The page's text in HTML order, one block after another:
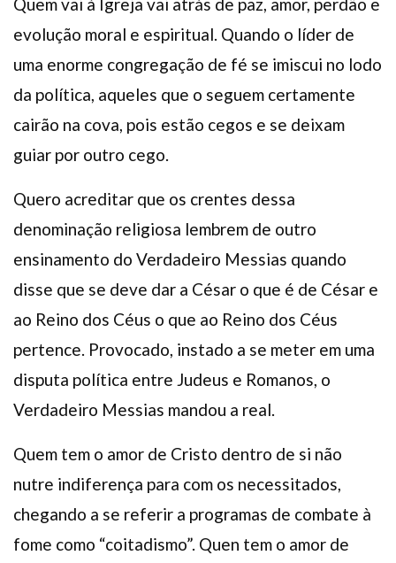
Quem vai à Igreja vai atrás de paz, amor, perdão e
evolução moral e espiritual. Quando o líder de
uma enorme congregação de fé se imiscui no lodo
da política, aqueles que o seguem certamente
cairão na cova, pois estão cegos e se deixam
guiar por outro cego.
Quero acreditar que os crentes dessa
denominação religiosa lembrem de outro
ensinamento do Verdadeiro Messias quando
disse que se deve dar a César o que é de César e
ao Reino dos Céus o que ao Reino dos Céus
pertence. Provocado, instado a se meter em uma
disputa política entre Judeus e Romanos, o
Verdadeiro Messias mandou a real.
Quem tem o amor de Cristo dentro de si não
nutre indiferença para com os necessitados,
chegando a se referir a programas de combate à
fome como “coitadismo”. Quen tem o amor de